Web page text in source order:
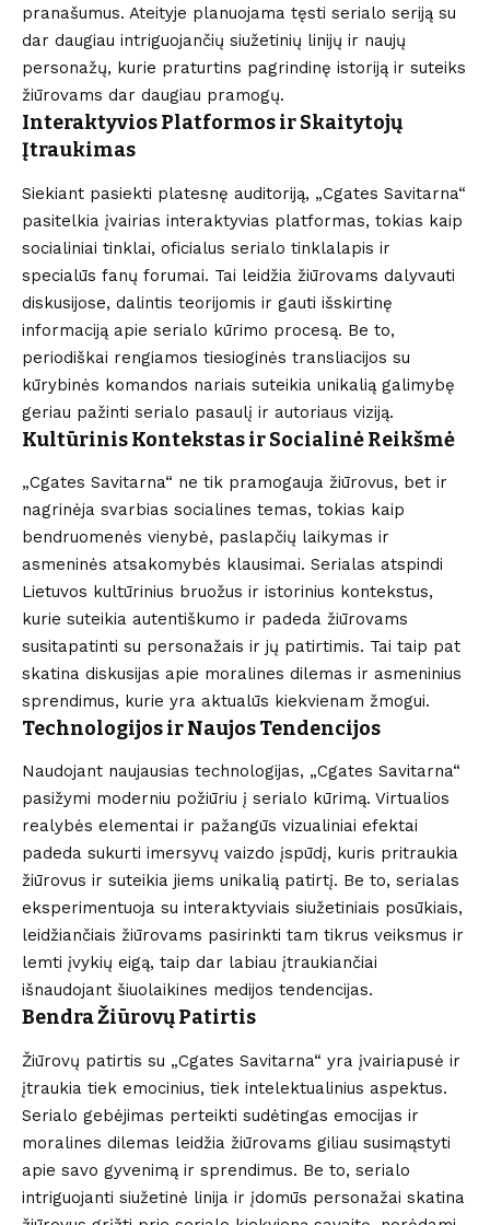
pranašumus. Ateityje planuojama tęsti serialo seriją su
dar daugiau intriguojančių siužetinių linijų ir naujų
personažų, kurie praturtins pagrindinę istoriją ir suteiks
žiūrovams dar daugiau pramogų.
Interaktyvios Platformos ir Skaitytojų
Įtraukimas
Siekiant pasiekti platesnę auditoriją, „Cgates Savitarna“
pasitelkia įvairias interaktyvias platformas, tokias kaip
socialiniai tinklai, oficialus serialo tinklalapis ir
specialūs fanų forumai. Tai leidžia žiūrovams dalyvauti
diskusijose, dalintis teorijomis ir gauti išskirtinę
informaciją apie serialo kūrimo procesą. Be to,
periodiškai rengiamos tiesioginės transliacijos su
kūrybinės komandos nariais suteikia unikalią galimybę
geriau pažinti serialo pasaulį ir autoriaus viziją.
Kultūrinis Kontekstas ir Socialinė Reikšmė
„Cgates Savitarna“ ne tik pramogauja žiūrovus, bet ir
nagrinėja svarbias socialines temas, tokias kaip
bendruomenės vienybė, paslapčių laikymas ir
asmeninės atsakomybės klausimai. Serialas atspindi
Lietuvos kultūrinius bruožus ir istorinius kontekstus,
kurie suteikia autentiškumo ir padeda žiūrovams
susitapatinti su personažais ir jų patirtimis. Tai taip pat
skatina diskusijas apie moralines dilemas ir asmeninius
sprendimus, kurie yra aktualūs kiekvienam žmogui.
Technologijos ir Naujos Tendencijos
Naudojant naujausias technologijas, „Cgates Savitarna“
pasižymi moderniu požiūriu į serialo kūrimą. Virtualios
realybės elementai ir pažangūs vizualiniai efektai
padeda sukurti imersyvų vaizdo įspūdį, kuris pritraukia
žiūrovus ir suteikia jiems unikalią patirtį. Be to, serialas
eksperimentuoja su interaktyviais siužetiniais posūkiais,
leidžiančiais žiūrovams pasirinkti tam tikrus veiksmus ir
lemti įvykių eigą, taip dar labiau įtraukiančiai
išnaudojant šiuolaikines medijos tendencijas.
Bendra Žiūrovų Patirtis
Žiūrovų patirtis su „Cgates Savitarna“ yra įvairiapusė ir
įtraukia tiek emocinius, tiek intelektualinius aspektus.
Serialo gebėjimas perteikti sudėtingas emocijas ir
moralines dilemas leidžia žiūrovams giliau susimąstyti
apie savo gyvenimą ir sprendimus. Be to, serialo
intriguojanti siužetinė linija ir įdomūs personažai skatina